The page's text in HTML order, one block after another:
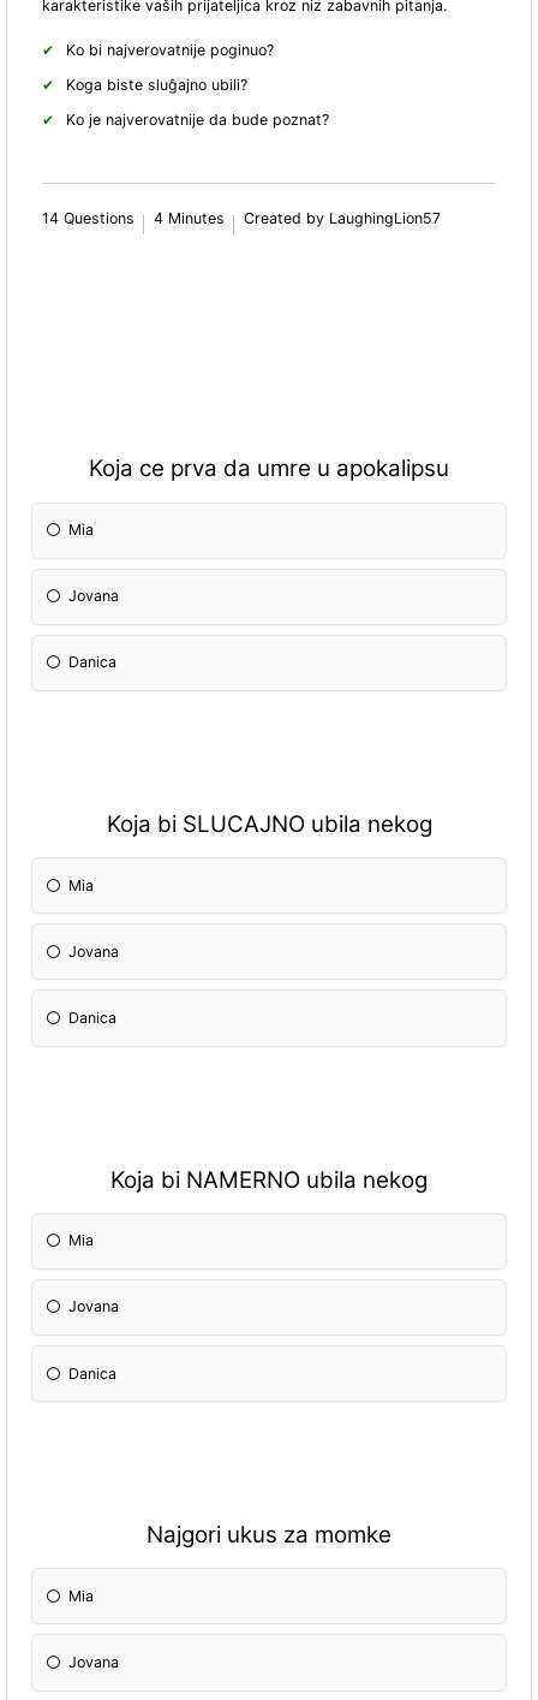
karakteristike vaših prijateljica kroz niz zabavnih pitanja.
Ko bi najverovatnije poginuo?
Koga biste sluĝajno ubili?
Ko je najverovatnije da bude poznat?
14 Questions 4 Minutes Created by LaughingLion57
Koja ce prva da umre u apokalipsu
Mia
Jovana
Danica
Koja bi SLUCAJNO ubila nekog
Mia
Jovana
Danica
Koja bi NAMERNO ubila nekog
Mia
Jovana
Danica
Najgori ukus za momke
Mia
Jovana